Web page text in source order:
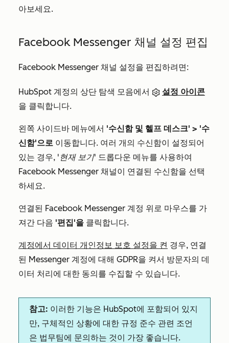
아보세요.
Facebook Messenger 채널 설정 편집
Facebook Messenger 채널 설정을 편집하려면:
HubSpot 계정의 상단 탐색 모음에서
설정 아이콘
을 클릭합니다.
왼쪽 사이드바 메뉴에서 '수신함 및 헬프 데스크' > '수
신함'으로 이동합니다. 여러 개의 수신함이 설정되어
있는 경우, '현재 보기' 드롭다운 메뉴를 사용하여
Facebook Messenger 채널이 연결된 수신함을 선택
하세요.
연결된 Facebook Messenger 계정 위로 마우스를 가
져간 다음 '편집'을 클릭합니다.
계정에서 데이터 개인정보 보호 설정을 켠 경우, 연결
된 Messenger 계정에 대해 GDPR을 켜서 방문자의 데
이터 처리에 대한 동의를 수집할 수 있습니다.
참고: 이러한 기능은 HubSpot에 포함되어 있지
만, 구체적인 상황에 대한 규정 준수 관련 조언
은 법무팀에 문의하는 것이 가장 좋습니다.